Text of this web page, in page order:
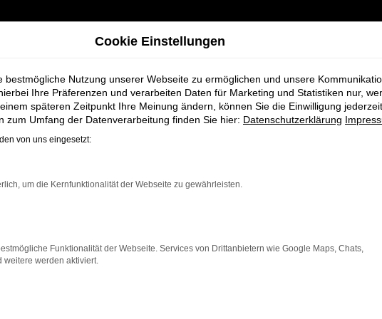
+ Koch für Bremervörde
bei Schmidt +
einen Neuwagen suchen. Mit seiner modernen Technik,
ein zuverlässiges und komfortables Fahrzeug möchte. Egal,
Features und eine herausragende Wirtschaftlichkeit.
Cookie Einstellungen
bestmögliche Nutzung unserer Webseite zu ermöglichen und unsere
Ihre Präferenzen und verarbeiten Daten für Marketing und Statistiken nur,
späteren Zeitpunkt Ihre Meinung ändern, können Sie die Einwilligung
zum Umfang der Datenverarbeitung finden Sie hier: Datenschutzerklärung
von uns eingesetzt:
um die Kernfunktionalität der Webseite zu gewährleisten.
Funktionalität der Webseite. Services von Drittanbietern wie Google Maps, Chats,
weitere werden aktiviert.